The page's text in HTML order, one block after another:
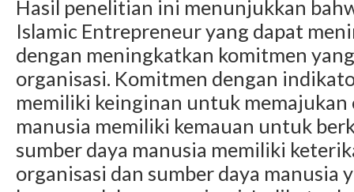
Hasil penelitian ini menunjukkan
Islamic Entrepreneur yang dapat
dengan meningkatkan komitmen
organisasi. Komitmen dengan
memiliki keinginan untuk memajukan
manusia memiliki kemauan untuk
sumber daya manusia memiliki
organisasi dan sumber daya manusia